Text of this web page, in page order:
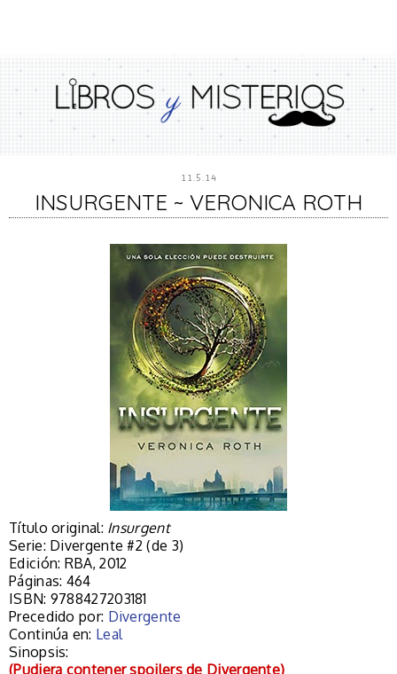
11.5.14
INSURGENTE ~ VERONICA ROTH
Título original: Insurgent
Serie: Divergente #2 (de 3)
Edición: RBA, 2012
Páginas: 464
ISBN: 9788427203181
Precedido por: Divergente
Continúa en: Leal
Sinopsis:
(Pudiera contener spoilers de Divergente)